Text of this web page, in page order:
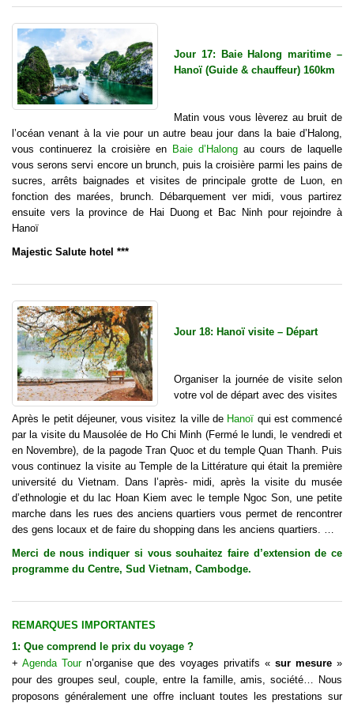
Jour 17: Baie Halong maritime –
Hanoï (Guide & chauffeur) 160km
Matin vous vous lèverez au bruit de
l’océan venant à la vie pour un autre beau jour dans la baie d’Halong,
vous continuerez la croisière en Baie d’Halong au cours de laquelle
vous serons servi encore un brunch, puis la croisière parmi les pains de
sucres, arrêts baignades et visites de principale grotte de Luon, en
fonction des marées, brunch. Débarquement ver midi, vous partirez
ensuite vers la province de Hai Duong et Bac Ninh pour rejoindre à
Hanoï
Majestic Salute hotel ***
Jour 18: Hanoï visite – Départ
Organiser la journée de visite selon
votre vol de départ avec des visites
Après le petit déjeuner, vous visitez la ville de Hanoï qui est commencé
par la visite du Mausolée de Ho Chi Minh (Fermé le lundi, le vendredi et
en Novembre), de la pagode Tran Quoc et du temple Quan Thanh. Puis
vous continuez la visite au Temple de la Littérature qui était la première
université du Vietnam. Dans l’après- midi, après la visite du musée
d’ethnologie et du lac Hoan Kiem avec le temple Ngoc Son, une petite
marche dans les rues des anciens quartiers vous permet de rencontrer
des gens locaux et de faire du shopping dans les anciens quartiers. …
Merci de nous indiquer si vous souhaitez faire d’extension de ce
programme du Centre, Sud Vietnam, Cambodge.
REMARQUES IMPORTANTES
1: Que comprend le prix du voyage ?
+ Agenda Tourn’organise que des voyages privatifs « sur mesure »
pour des groupes seul, couple, entre la famille, amis, société… Nous
proposons généralement une offre incluant toutes les prestations sur